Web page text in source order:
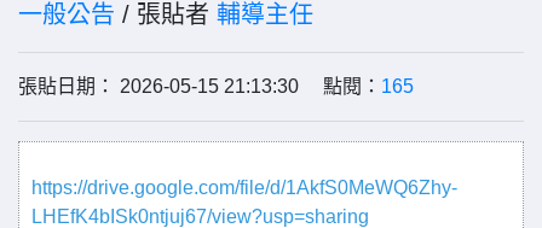
一般公告 / 張貼者 輔導主任
張貼日期： 2026-05-15 21:13:30 點閱： 165
https://drive.google.com/file/d/1AkfS0MeWQ6Zhy-
LHEfK4bISk0ntjuj67/view?usp=sharing